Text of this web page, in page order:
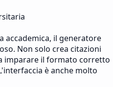
accademica, il generatore
Non solo crea citazioni
imparare il formato corretto
è anche molto